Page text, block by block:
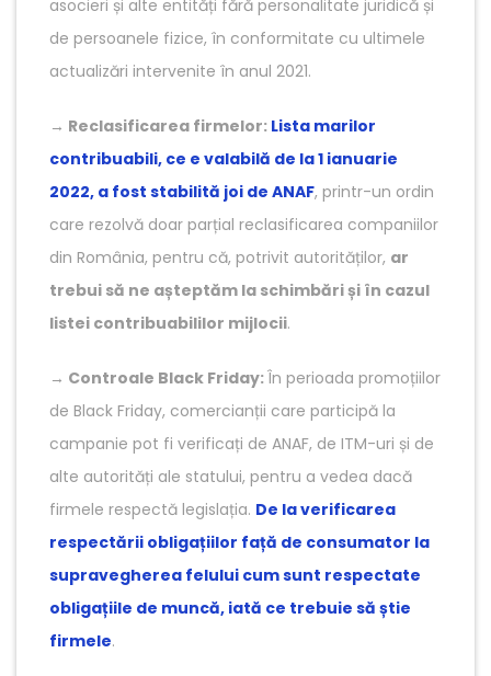
asocieri și alte entități fără personalitate juridică și
de persoanele fizice, în conformitate cu ultimele
actualizări intervenite în anul 2021.
→ Reclasificarea firmelor: Lista marilor
contribuabili, ce e valabilă de la 1 ianuarie
2022, a fost stabilită joi de ANAF, printr-un ordin
care rezolvă doar parțial reclasificarea companiilor
din România, pentru că, potrivit autorităților, ar
trebui să ne așteptăm la schimbări și în cazul
listei contribuabililor mijlocii.
→ Controale Black Friday:În perioada promoțiilor
de Black Friday, comercianții care participă la
campanie pot fi verificați de ANAF, de ITM-uri și de
alte autorități ale statului, pentru a vedea dacă
firmele respectă legislația. De la verificarea
respectării obligațiilor față de consumator la
supravegherea felului cum sunt respectate
obligațiile de muncă, iată ce trebuie să știe
firmele.